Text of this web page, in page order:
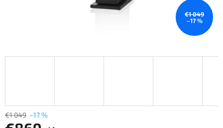
€1 049
–17 %
€1 049 –17 %